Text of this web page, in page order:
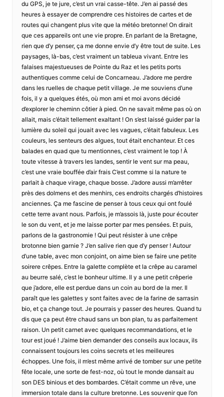
du GPS, je te jure, c’est un vrai casse-tête. J’en ai passé des
heures à essayer de comprendre ces histoires de cartes et de
routes qui changent plus vite que la météo bretonne! On dirait
que ces appareils ont une vie propre. En parlant de la Bretagne,
rien que d’y penser, ça me donne envie d’y être tout de suite. Les
paysages, là-bas, c’est vraiment un tableua vivant. Entre les
falaises majestueuses de Pointe du Raz et les petits ports
authentiques comme celui de Concarneau. J’adore me perdre
dans les ruelles de chaque petit village. Je me souviens d’une
fois, il y a quelques étés, où mon ami et moi avons décidé
d’explorer le cheminn côtier à pied. On ne savait même pas où on
allait, mais c’était tellement exaltant ! On s’est laissé guider par la
lumière du soleil qui jouait avec les vagues, c’était fabuleux. Les
couleurs, les senteurs des algues, tout était enchanteur. Et ces
balades en quad que tu mentionnes, c’est vraiment le top ! À
toute vitesse à travers les landes, sentir le vent sur ma peau,
c’est une vraie bouffée d’air frais C’est comme si la nature te
parlait à chaque virage, chaque bosse. J’adore aussi m’arrêter
près des dolmens et des menhirs, ces endroits chargés d’histoires
anciennes. Ça me fascine de penser à tous ceux qui ont foulé
cette terre avant nous. Parfois, je m’assois là, juste pour écouter
le son du vent, et je me laisse porter par mes pensées. Et puis,
parlons de la gastronomie ! Qui peut résister à une crêpe
brotonne bien garnie ? J’en salive rien que d’y penser ! Autour
d’une table, avec mon conjoint, on aime bien se faire une petite
soirere crêpes. Entre la galette complète et la crêpe au caramel
au beurre salé, c’est le bonheur ultime. Il y a une petit crêperie
que j’adore, elle est perdue dans un coin au bord de la mer. Il
paraît que les galettes y sont faites avec de la farine de sarrasin
bio, et ça change tout. Je pourrais y passer des heures. Quand tu
dis que ça peut être chaud sans un bon plan, tu as parfaitement
raison. Un petit carnet avec quelques recommandations, et le
tour est joué ! J’aime bien demander des conseils aux locaux, ils
connaissent toujours les coins secrets et les meilleures
échoppes. Une fois, il m’est même arrivé de tomber sur une petite
fête locale, une sorte de fest-noz, où tout le monde dansait au
son DES binious et des bombardes. C’était comme un rêve, une
immersion totale dans la culture bretonne. Les souvenir que l’on